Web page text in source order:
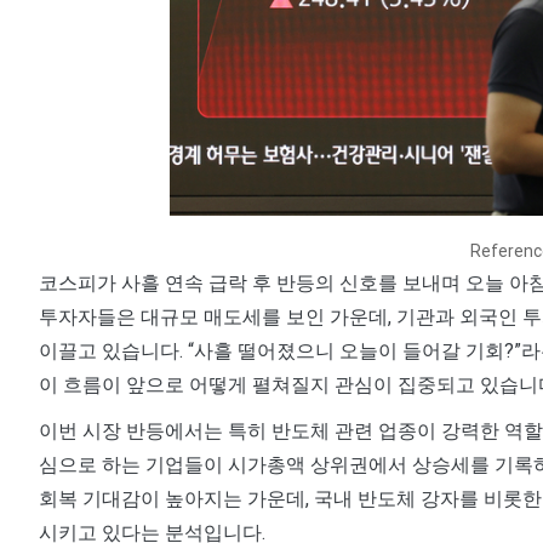
코스피가 사흘 연속 급락 후 반등의 신호를 보내며 오늘
투자자들은 대규모 매도세를 보인 가운데, 기관과 외국인
이끌고 있습니다. “사흘 떨어졌으니 오늘이 들어갈 기회?”
이 흐름이 앞으로 어떻게 펼쳐질지 관심이 집중되고 있습니
이번 시장 반등에서는 특히 반도체 관련 업종이 강력한 역
심으로 하는 기업들이 시가총액 상위권에서 상승세를 기
회복 기대감이 높아지는 가운데, 국내 반도체 강자를 비롯
시키고 있다는 분석입니다.